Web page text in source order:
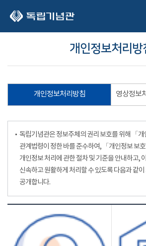
개인정보처리방
개인정보처리방침 영상정보
독립기념관은 정보주체의 권리 보호를 위해 「
관계법령이 정한 바를 준수하여, 「개인정보 보
개인정보 처리에 관한 절차 및 기준을 안내하고,
신속하고 원활하게 처리할 수 있도록 다음과 같
공개합니다.